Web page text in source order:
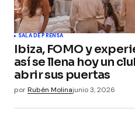
Submit Comment
SALA DE PRENSA
Ibiza, FOMO y
así se llena hoy un
abrir sus puertas
porRubén Molinajunio 3, 2026